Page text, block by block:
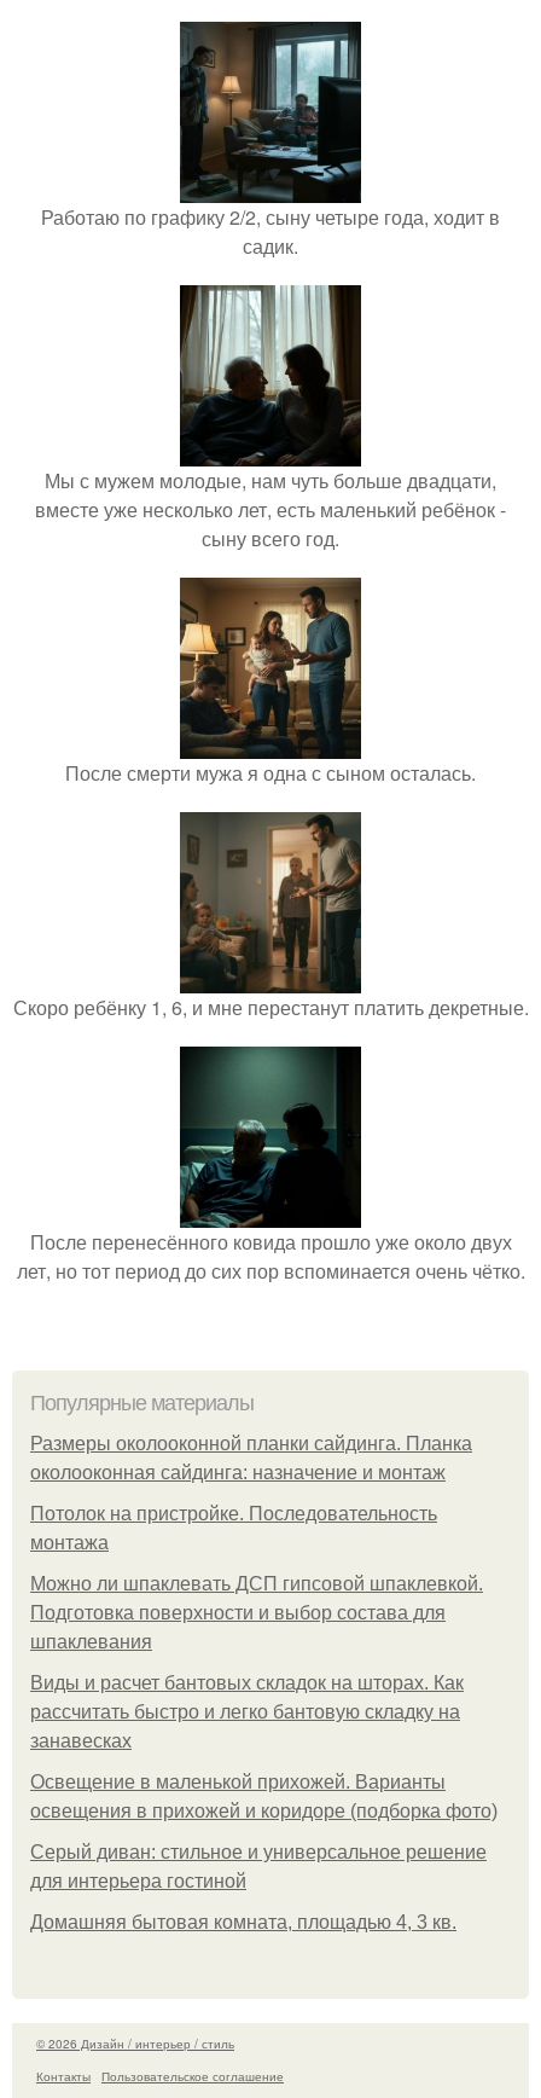
Работаю по графику 2/2, сыну четыре года, ходит в
садик.
Мы с мужем молодые, нам чуть больше двадцати,
вместе уже несколько лет, есть маленький ребёнок -
сыну всего год.
После смерти мужа я одна с сыном осталась.
Скоро ребёнку 1, 6, и мне перестанут платить декретные.
После перенесённого ковида прошло уже около двух
лет, но тот период до сих пор вспоминается очень чётко.
Популярные материалы
Размеры околооконной планки сайдинга. Планка
околооконная сайдинга: назначение и монтаж
Потолок на пристройке. Последовательность
монтажа
Можно ли шпаклевать ДСП гипсовой шпаклевкой.
Подготовка поверхности и выбор состава для
шпаклевания
Виды и расчет бантовых складок на шторах. Как
рассчитать быстро и легко бантовую складку на
занавесках
Освещение в маленькой прихожей. Варианты
освещения в прихожей и коридоре (подборка фото)
Серый диван: стильное и универсальное решение
для интерьера гостиной
Домашняя бытовая комната, площадью 4, 3 кв.
© 2026 Дизайн / интерьер / стиль
Контакты
Пользовательское соглашение